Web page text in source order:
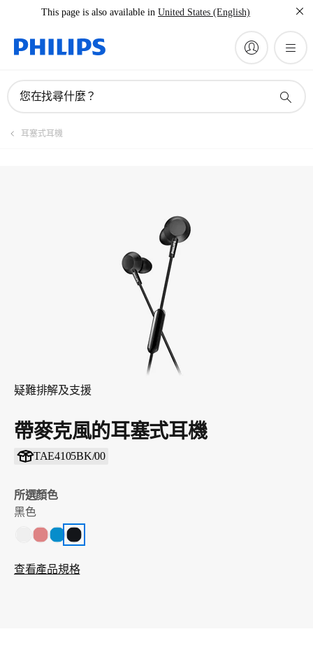
This page is also available in United States (English)
您在找尋什麼？
耳塞式耳機
疑難排解及支援
帶麥克風的耳塞式耳機
TAE4105BK/00
所選顏色
黑色
查看產品規格